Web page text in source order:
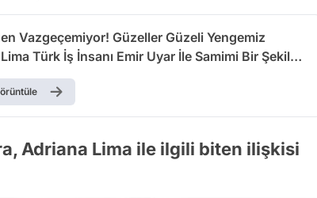
Vazgeçemiyor! Güzeller Güzeli Yengemiz
Türk İş İnsanı Emir Uyar İle Samimi Bir Şekilde
Adriana Lima ile ilgili biten ilişkisi